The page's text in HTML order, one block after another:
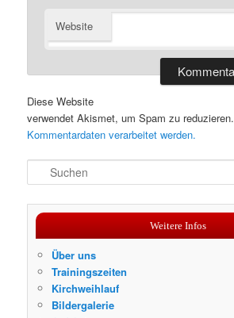
Website
Diese Website
verwendet Akismet, um Spam zu reduzieren.
Kommentardaten verarbeitet werden.
u
Weitere Infos
Über uns
Trainingszeiten
Kirchweihlauf
Bildergalerie